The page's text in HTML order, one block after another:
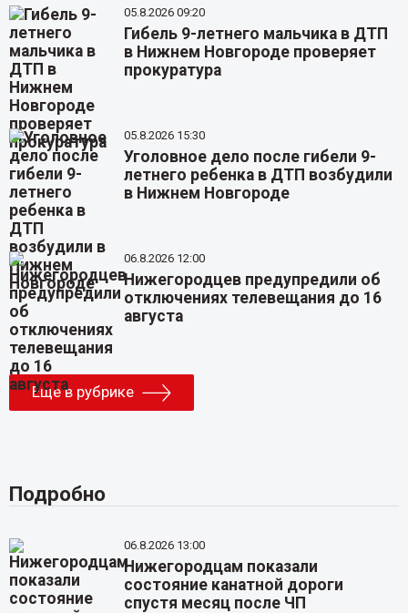
05.8.2026 09:20
Гибель 9-летнего мальчика в ДТП
в Нижнем Новгороде проверяет
прокуратура
05.8.2026 15:30
Уголовное дело после гибели 9-
летнего ребенка в ДТП возбудили
в Нижнем Новгороде
06.8.2026 12:00
Нижегородцев предупредили об
отключениях телевещания до 16
августа
Еще в рубрике
Подробно
06.8.2026 13:00
Нижегородцам показали
состояние канатной дороги
спустя месяц после ЧП